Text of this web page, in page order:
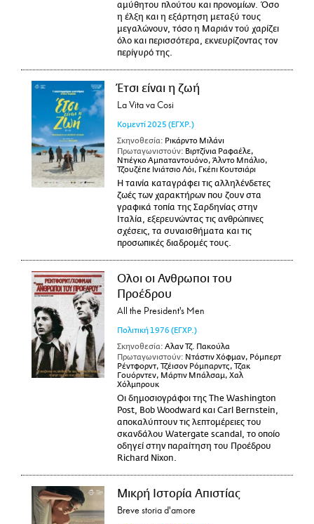
αμύθητου πλούτου και προνομίων. Όσο
η έλξη και η εξάρτηση μεταξύ τους
μεγαλώνουν, τόσο η Μαριάν τού χαρίζει
όλο και περισσότερα, εκνευρίζοντας τον
περίγυρό της.
Έτσι είναι η ζωή
La Vita va Cosi
Κομεντί 2025 (ΕΓΧΡ.)
Σκηνοθεσία: Ρικάρντο Μιλάνι
Πρωταγωνιστούν: Βιρτζίνια Ραφαέλε,
Ντιέγκο Αμπαταντουόνο, Άλντο Μπάλιο,
Τζουζέπε Ινιάτσιο Λόι, Γκέπι Κουτσιάρι
Η ταινία καταγράφει τις αλληλένδετες
ζωές των χαρακτήρων που ζουν στα
γραφικά τοπία της Σαρδηνίας στην
Ιταλία, εξερευνώντας τις ανθρώπινες
σχέσεις, τα συναισθήματα και τις
προσωπικές διαδρομές τους.
Ολοι οι Ανθρωποι του
Προέδρου
All the President's Men
Πολιτική1976 (ΕΓΧΡ.)
Σκηνοθεσία: Αλαν Τζ. Πακούλα
Πρωταγωνιστούν: Ντάστιν Χόφμαν, Ρόμπερτ
Ρέντφορντ, Τζέισον Ρόμπαρντς, Τζακ
Γουόρντεν, Μάρτιν Μπάλσαμ, Χαλ
Χόλμπρουκ
Οι δημοσιογράφοι της The Washington
Post, Bob Woodward και Carl Bernstein,
αποκαλύπτουν τις λεπτομέρειες του
σκανδάλου Watergate scandal, το οποίο
οδηγεί στην παραίτηση του Προέδρου
Richard Nixon.
Μικρή Ιστορία Απιστίας
Breve storia d'amore